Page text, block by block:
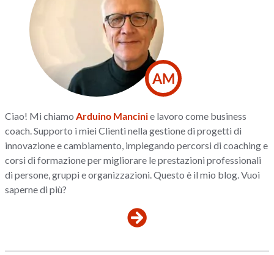
AM
Ciao! Mi chiamo Arduino Mancinie lavoro come business
coach. Supporto i miei Clienti nella gestione di progetti di
innovazione e cambiamento, impiegando percorsi di coaching e
corsi di formazione per migliorare le prestazioni professionali
di persone, gruppi e organizzazioni. Questo è il mio blog. Vuoi
saperne di più?